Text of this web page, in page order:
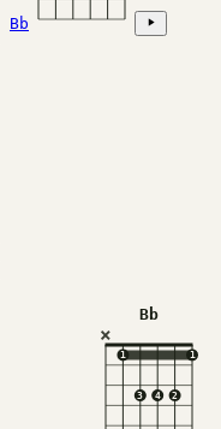
Bb
Bb
×
1
3 4 2
1